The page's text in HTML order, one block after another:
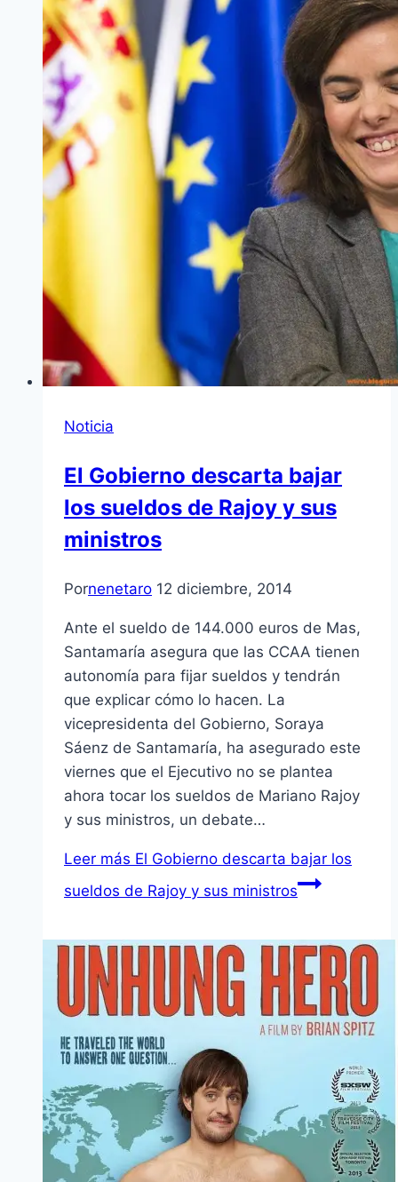
Noticia
El Gobierno descarta bajar
los sueldos de Rajoy y sus
ministros
Pornenetaro 12 diciembre, 2014
Ante el sueldo de 144.000 euros de Mas,
Santamaría asegura que las CCAA tienen
autonomía para fijar sueldos y tendrán
que explicar cómo lo hacen. La
vicepresidenta del Gobierno, Soraya
Sáenz de Santamaría, ha asegurado este
viernes que el Ejecutivo no se plantea
ahora tocar los sueldos de Mariano Rajoy
y sus ministros, un debate…
Leer más El Gobierno descarta bajar los
sueldos de Rajoy y sus ministros